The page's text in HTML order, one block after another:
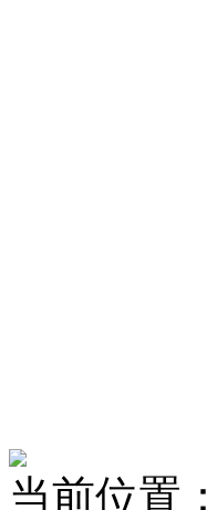
当前位置：